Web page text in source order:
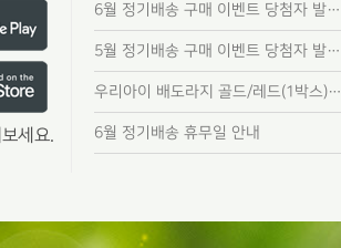
세요.
6월 정기배송 구매 이벤트 당첨자 발…
5월 정기배송 구매 이벤트 당첨자 발…
우리아이 배도라지 골드/레드(1박스)…
6월 정기배송 휴무일 안내